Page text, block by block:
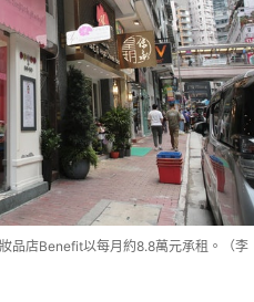
品店Benefit以每月約8.8萬元承租。（李